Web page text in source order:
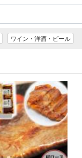
ワイン・洋酒・ビール